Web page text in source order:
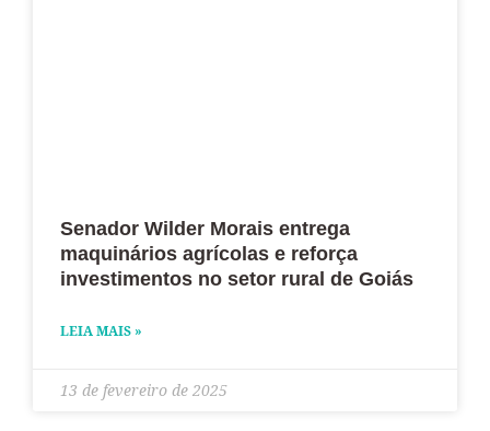
Senador Wilder Morais entrega
maquinários agrícolas e reforça
investimentos no setor rural de Goiás
LEIA MAIS »
13 de fevereiro de 2025